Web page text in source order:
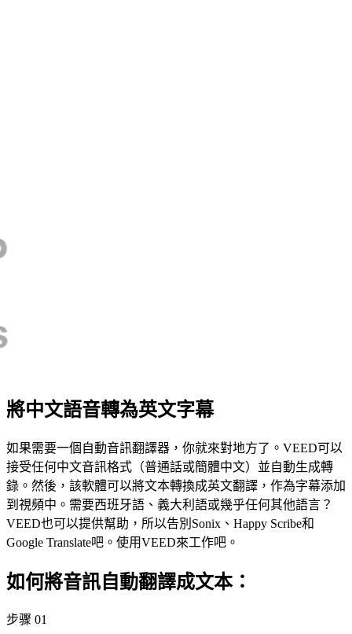
將中文語音轉為英文字幕
如果需要一個自動音訊翻譯器，你就來對地方了。VEED可以
接受任何中文音訊格式（普通話或簡體中文）並自動生成轉
錄。然後，該軟體可以將文本轉換成英文翻譯，作為字幕添加
到視頻中。需要西班牙語、義大利語或幾乎任何其他語言？
VEED也可以提供幫助，所以告別Sonix、Happy Scribe和
Google Translate吧。使用VEED來工作吧。
如何將音訊自動翻譯成文本：
步骤 01